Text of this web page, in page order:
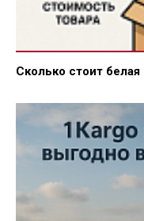
Сколько стоит